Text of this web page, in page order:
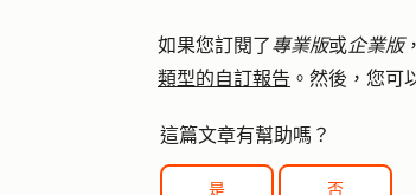
如果您訂閱了專業版或企業版
類型的自訂報告 。然後，您可
這篇文章有幫助嗎？
是 否